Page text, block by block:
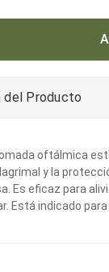
del Producto
oftálmica
y la
Es eficaz para
Está indicado